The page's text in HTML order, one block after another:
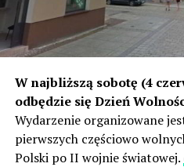
W najbliższą sobotę (4
odbędzie się Dzień
Wydarzenie organizowane
pierwszych częściowo
Polski po II wojnie światowej.